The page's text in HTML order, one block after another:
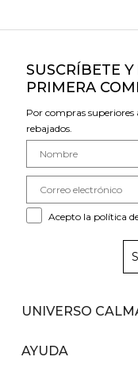
SUSCRÍBETE
PRIMERA
Por compras
rebajados.
Acepto la política
UNIVERSO
AYUDA